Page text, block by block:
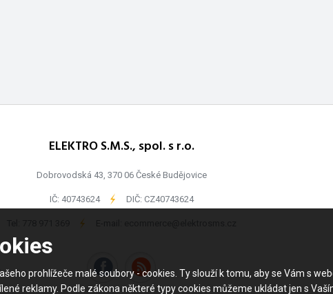
prohlížeče malé soubory - cookies. Ty slouží k tomu, aby se Vám s
reklamy. Podle zákona některé typy cookies můžeme ukládat jen s
ELEKTRO S.M.S., spol. s r.o.
Dobrovodská 43, 370 06 České Budějovice
IČ: 40743624 - DIČ: CZ40743624
-